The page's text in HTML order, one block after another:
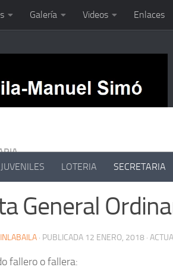
Galería Videos Enlaces
JUVENILES LOTERIA SECRETARIA
General
· PUBLICADA 12 ENERO, 2018 ·
fallero o fallera: